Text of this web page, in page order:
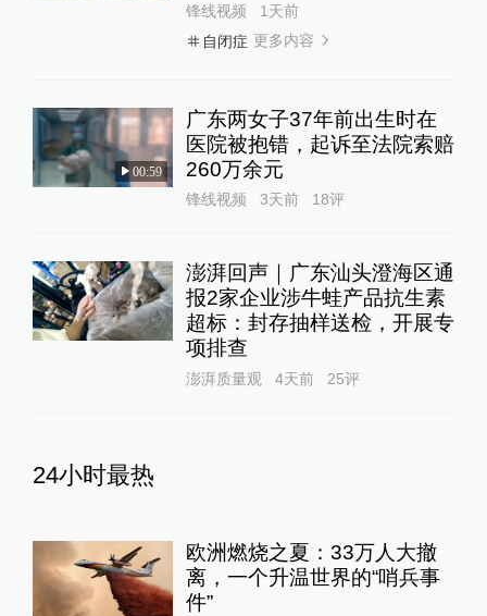
锋线视频
1天前
自闭症 更多内容
00:59
广东两女子37年前出生时在
医院被抱错，起诉至法院索赔
260万余元
锋线视频 3天前 18评
澎湃回声｜广东汕头澄海区通
报2家企业涉牛蛙产品抗生素
超标：封存抽样送检，开展专
项排查
澎湃质量观 4天前 25评
24小时最热
欧洲燃烧之夏：33万人大撤
离，一个升温世界的“哨兵事
件”